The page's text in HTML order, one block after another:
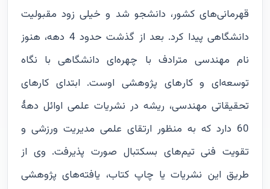
قهرمانی‌های کشور، دانشجو شد و خیلی زود مقبولیت
دانشگاهی پیدا کرد. بعد از گذشت حدود 4 دهه، هنوز
نام مهندسی مترادف با چهره‌ای دانشگاهی با نگاه
توسعه‌ای و کار‌های پژوهشی اوست. ابتدای کارهای
تحقیقاتی مهندسی، ریشه‌ در نشریات علمی اوائل دهۀ
60 دارد که به منظور ارتقای علمی مدیریت ورزشی و
تقویت فنی تیم‌های بسکتبال صورت ‌پذیرفت. وی از
طریق این نشریات یا چاپ کتاب، یافته‌های پژوهشی